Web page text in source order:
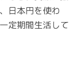
日本円を使わ
定期間生活して